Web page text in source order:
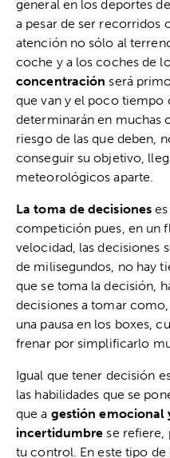
general en los deportes
a pesar de ser recorridos
atención no sólo al
coche y a los coches de
concentración será
que van y el poco tiempo
determinarán en muchas
riesgo de las que deben,
conseguir su objetivo,
meteorológicos aparte.
La toma de decisiones
competición pues, en un
velocidad, las decisiones
de milisegundos, no hay
que se toma la decisión,
decisiones a tomar
una pausa en los boxes,
frenar por simplificarlo
Igual que tener decisión
las habilidades que se
que a gestión emocional
incertidumbre se refiere,
tu control. En este tipo